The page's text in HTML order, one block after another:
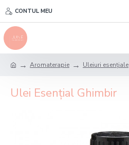
CONTUL MEU
Aromaterapie Uleiuri esențiale
Ulei Esențial Ghimbir